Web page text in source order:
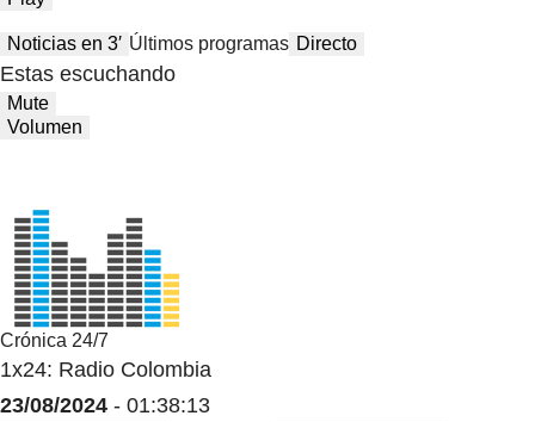
Noticias en 3′ Últimos programas Directo
Estas escuchando
Mute
Volumen
Crónica 24/7
1x24: Radio Colombia
23/08/2024 - 01:38:13